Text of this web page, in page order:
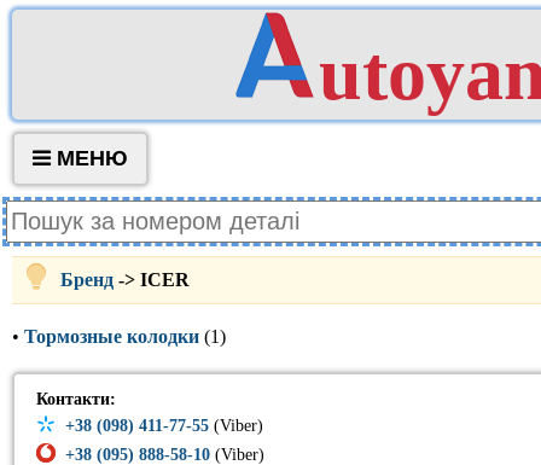
МЕНЮ
Бренд -> ICER
• Тормозные колодки (1)
Контакти:
+38 (098) 411-77-55 (Viber)
+38 (095) 888-58-10 (Viber)